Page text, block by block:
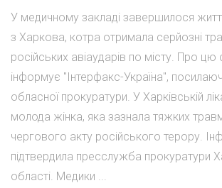
У медичному закладі завершилося
з Харкова, котра отримала серйозні
російських авіаударів по місту. Про цю
інформує "Інтерфакс-Україна",
обласної прокуратури. У Харківській
молода жінка, яка зазнала тяжких
чергового акту російського терору.
підтвердила пресслужба прокуратури
області. Медики ...